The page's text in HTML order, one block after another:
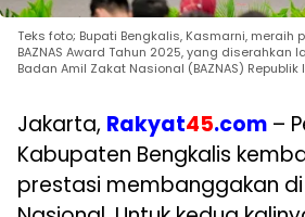
Teks foto; Bupati Bengkalis, Kasmarni,
BAZNAS Award Tahun 2025, yang diserahkan
Badan Amil Zakat Nasional (BAZNAS) Republik
Jakarta, Rakyat45.com –
Kabupaten Bengkalis
prestasi membanggakan